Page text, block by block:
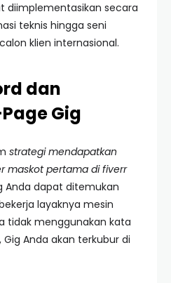
diimplementasikan secara
teknis hingga seni
klien internasional.
dan
Gig
strategi mendapatkan
maskot pertama di fiverr
Anda dapat ditemukan
layaknya mesin
tidak menggunakan kata
Anda akan terkubur di